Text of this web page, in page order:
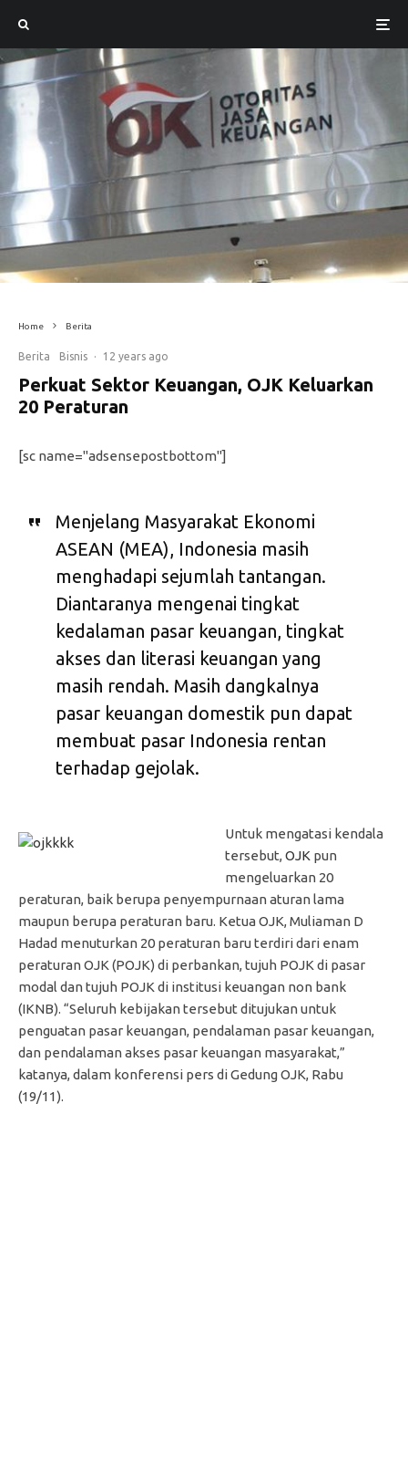
Home Berita
Berita Bisnis · 12 years ago
Perkuat Sektor Keuangan, OJK Keluarkan
20 Peraturan
[sc name="adsensepostbottom"]
Menjelang Masyarakat Ekonomi
ASEAN (MEA), Indonesia masih
menghadapi sejumlah tantangan.
Diantaranya mengenai tingkat
kedalaman pasar keuangan, tingkat
akses dan literasi keuangan yang
masih rendah. Masih dangkalnya
pasar keuangan domestik pun dapat
membuat pasar Indonesia rentan
terhadap gejolak.
Untuk mengatasi kendala
tersebut,OJK pun
mengeluarkan 20
peraturan, baik berupa penyempurnaan aturan lama
maupun berupa peraturan baru. Ketua OJK, Muliaman D
Hadad menuturkan 20 peraturan baru terdiri dari enam
peraturan OJK (POJK) di perbankan, tujuh POJK di pasar
modal dan tujuh POJK di institusi keuangan non bank
(IKNB). “Seluruh kebijakan tersebut ditujukan untuk
penguatan pasar keuangan, pendalaman pasar keuangan,
dan pendalaman akses pasar keuangan masyarakat,”
katanya, dalam konferensi pers di Gedung OJK, Rabu
(19/11).